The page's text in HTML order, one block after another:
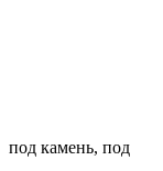
под камень, под